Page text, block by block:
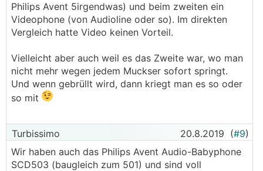
Philips Avent 5irgendwas) und beim zweiten ein
Videophone (von Audioline oder so). Im direkten
Vergleich hatte Video keinen Vorteil.
Vielleicht aber auch weil es das Zweite war, wo man
nicht mehr wegen jedem Muckser sofort springt.
Und wenn gebrüllt wird, dann kriegt man es so oder
so mit
Turbissimo 20.8.2019 (#9)
Wir haben auch das Philips Avent Audio-Babyphone
SCD503 (baugleich zum 501) und sind voll